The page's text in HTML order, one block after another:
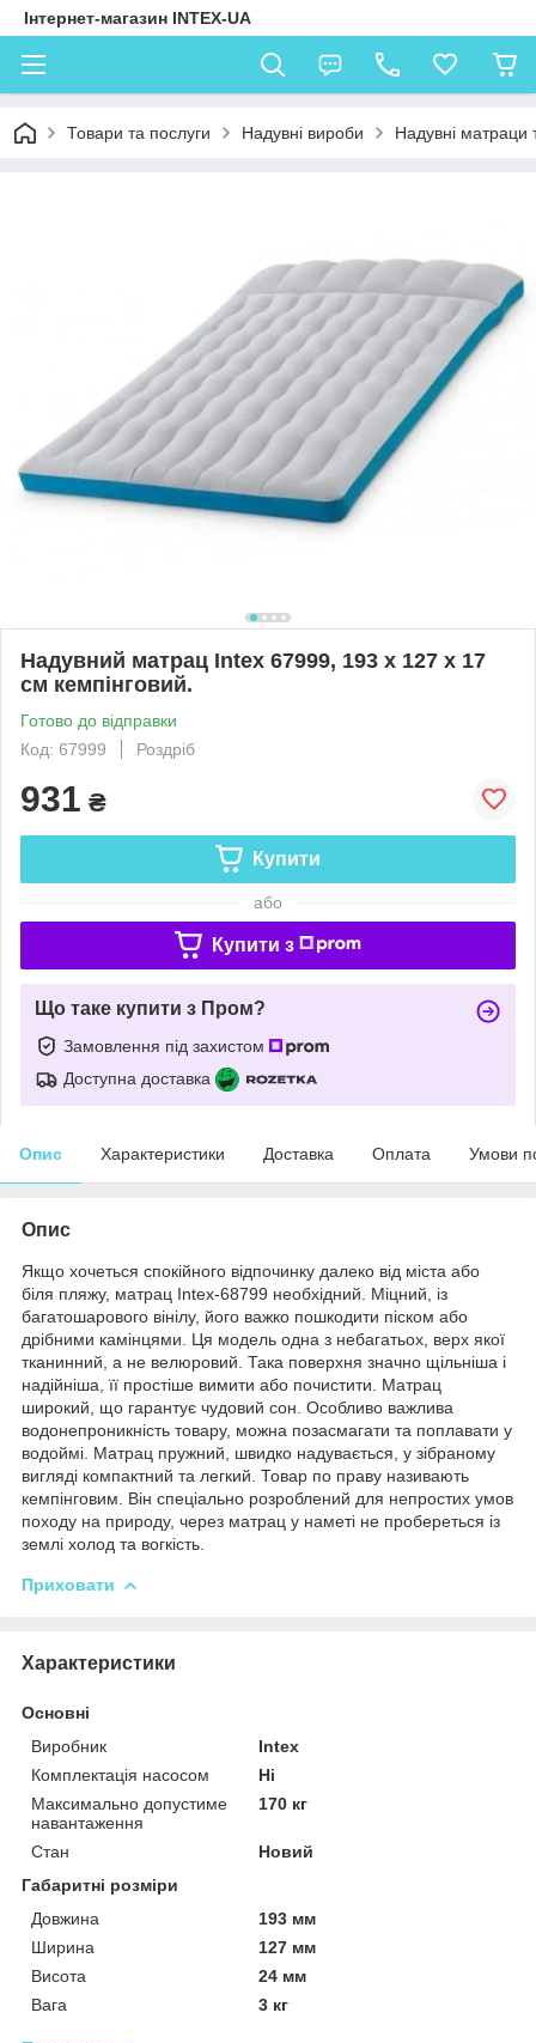
Інтернет-магазин INTEX-UA
Товари та послуги Надувні вироби Надувні матраци
Надувний матрац Intex 67999, 193 x 127 x 17
см кемпінговий.
Готово до відправки
Код: 67999
Роздріб
931 ₴
Купити
або
Купити з
Що таке купити з Пром?
Замовлення під захистом
Доступна доставка
Опис Характеристики Доставка Оплата Умови
Опис
Якщо хочеться спокійного відпочинку далеко від міста або
біля пляжу, матрац Intex-68799 необхідний. Міцний, із
багатошарового вінілу, його важко пошкодити піском або
дрібними камінцями. Ця модель одна з небагатьох, верх якої
тканинний, а не велюровий. Така поверхня значно щільніша і
надійніша, її простіше вимити або почистити. Матрац
широкий, що гарантує чудовий сон. Особливо важлива
водонепроникність товару, можна позасмагати та поплавати у
водоймі. Матрац пружний, швидко надувається, у зібраному
вигляді компактний та легкий. Товар по праву називають
кемпінговим. Він спеціально розроблений для непростих умов
походу на природу, через матрац у наметі не пробереться із
землі холод та вогкість.
Приховати
Характеристики
Основні
Виробник
Intex
Комплектація насосом
Ні
Максимально допустиме
навантаження
170 кг
Стан
Новий
Габаритні розміри
Довжина
193 мм
Ширина
127 мм
Висота
24 мм
Вага
3 кг